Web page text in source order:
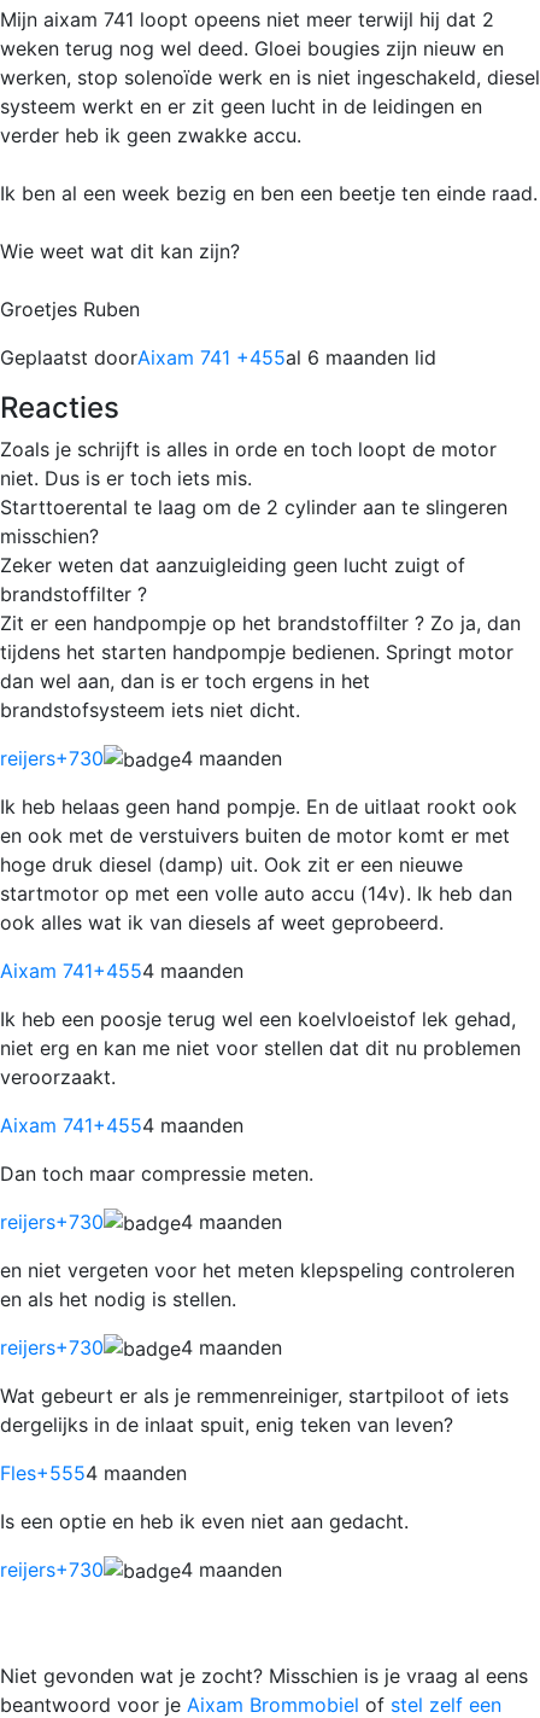
Mijn aixam 741 loopt opeens niet meer terwijl hij dat 2
weken terug nog wel deed. Gloei bougies zijn nieuw en
werken, stop solenoïde werk en is niet ingeschakeld, diesel
systeem werkt en er zit geen lucht in de leidingen en
verder heb ik geen zwakke accu.
Ik ben al een week bezig en ben een beetje ten einde raad.
Wie weet wat dit kan zijn?
Groetjes Ruben
Geplaatst doorAixam 741 +455al 6 maanden lid
Reacties
Zoals je schrijft is alles in orde en toch loopt de motor
niet. Dus is er toch iets mis.
Starttoerental te laag om de 2 cylinder aan te slingeren
misschien?
Zeker weten dat aanzuigleiding geen lucht zuigt of
brandstoffilter ?
Zit er een handpompje op het brandstoffilter ? Zo ja, dan
tijdens het starten handpompje bedienen. Springt motor
dan wel aan, dan is er toch ergens in het
brandstofsysteem iets niet dicht.
reijers+730
4 maanden
Ik heb helaas geen hand pompje. En de uitlaat rookt ook
en ook met de verstuivers buiten de motor komt er met
hoge druk diesel (damp) uit. Ook zit er een nieuwe
startmotor op met een volle auto accu (14v). Ik heb dan
ook alles wat ik van diesels af weet geprobeerd.
Aixam 741+4554 maanden
Ik heb een poosje terug wel een koelvloeistof lek gehad,
niet erg en kan me niet voor stellen dat dit nu problemen
veroorzaakt.
Aixam 741+4554 maanden
Dan toch maar compressie meten.
reijers+730
4 maanden
en niet vergeten voor het meten klepspeling controleren
en als het nodig is stellen.
reijers+730
4 maanden
Wat gebeurt er als je remmenreiniger, startpiloot of iets
dergelijks in de inlaat spuit, enig teken van leven?
Fles+5554 maanden
Is een optie en heb ik even niet aan gedacht.
reijers+730 4 maanden
Niet gevonden wat je zocht? Misschien is je vraag al eens
beantwoord voor je Aixam Brommobiel of stel zelf een